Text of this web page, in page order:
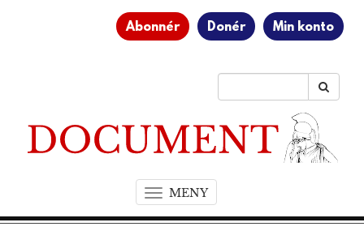
Abonnér Donér Min konto
MENYT
o